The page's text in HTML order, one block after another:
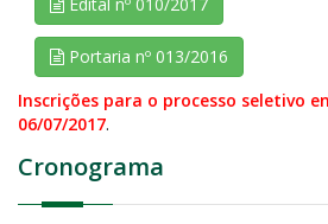
Portaria nº 013/2016
Inscrições para o processo seletivo
06/07/2017.
Cronograma